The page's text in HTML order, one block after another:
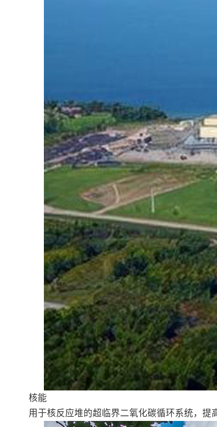
核能
用于核反应堆的超临界二氧化碳循环系统，提